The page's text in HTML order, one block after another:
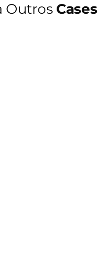
Outros Cases